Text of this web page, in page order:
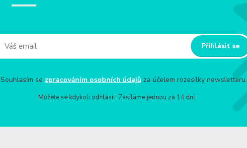
Přihlásit se
Souhlasím se zpracováním osobních údajůza účelem rozesílky newsletteru.
Můžete se kdykoli odhlásit. Zasíláme jednou za 14 dní.